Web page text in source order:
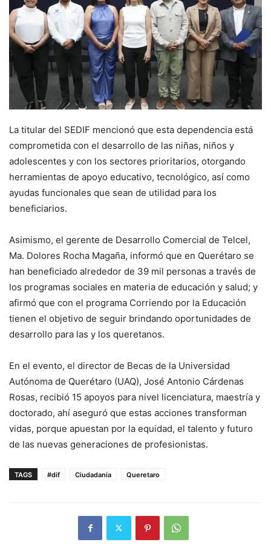
La titular del SEDIF mencionó que esta dependencia está
comprometida con el desarrollo de las niñas, niños y
adolescentes y con los sectores prioritarios, otorgando
herramientas de apoyo educativo, tecnológico, así como
ayudas funcionales que sean de utilidad para los
beneficiarios.
Asimismo, el gerente de Desarrollo Comercial de Telcel,
Ma. Dolores Rocha Magaña, informó que en Querétaro se
han beneficiado alrededor de 39 mil personas a través de
los programas sociales en materia de educación y salud; y
afirmó que con el programa Corriendo por la Educación
tienen el objetivo de seguir brindando oportunidades de
desarrollo para las y los queretanos.
En el evento, el director de Becas de la Universidad
Autónoma de Querétaro (UAQ), José Antonio Cárdenas
Rosas, recibió 15 apoyos para nivel licenciatura, maestría y
doctorado, ahí aseguró que estas acciones transforman
vidas, porque apuestan por la equidad, el talento y futuro
de las nuevas generaciones de profesionistas.
TAGS #dif Ciudadanía Queretaro